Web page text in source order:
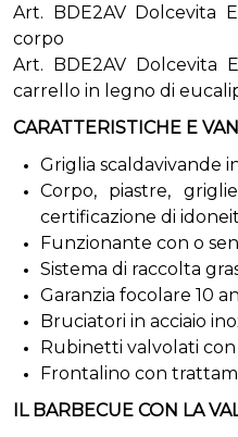
Art. BDE2AV Dolcevita
corpo
Art. BDE2AV Dolcevita
carrello in legno di
CARATTERISTICHE E
Griglia scaldavivande
Corpo, piastre,
certificazione di
Funzionante con o
Sistema di raccolta
Garanzia focolare 10
Bruciatori in acciaio
Rubinetti valvolati
Frontalino con
IL BARBECUE CON LA